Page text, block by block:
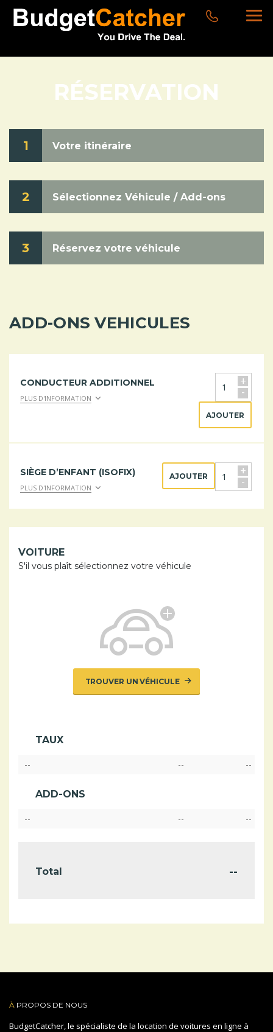
RÉSERVATION
1 Votre itinéraire
2 Sélectionnez Véhicule / Add-ons
3 Réservez votre véhicule
ADD-ONS VEHICULES
CONDUCTEUR ADDITIONNEL
PLUS D'INFORMATION
+
-
AJOUTER
SIÈGE D’ENFANT (ISOFIX)
PLUS D'INFORMATION
+
-
AJOUTER
VOITURE
S'il vous plaît sélectionnez votre véhicule
TROUVER UN VÉHICULE
TAUX
-- -- --
ADD-ONS
-- -- --
Total --
À PROPOS DE NOUS
BudgetCatcher, le spécialiste de la location de voitures en ligne à